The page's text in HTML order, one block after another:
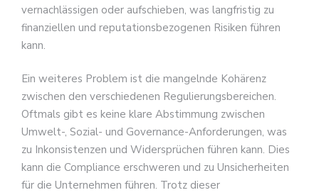
vernachlässigen oder aufschieben, was langfristig zu
finanziellen und reputationsbezogenen Risiken führen
kann.
Ein weiteres Problem ist die mangelnde Kohärenz
zwischen den verschiedenen Regulierungsbereichen.
Oftmals gibt es keine klare Abstimmung zwischen
Umwelt-, Sozial- und Governance-Anforderungen, was
zu Inkonsistenzen und Widersprüchen führen kann. Dies
kann die Compliance erschweren und zu Unsicherheiten
für die Unternehmen führen. Trotz dieser